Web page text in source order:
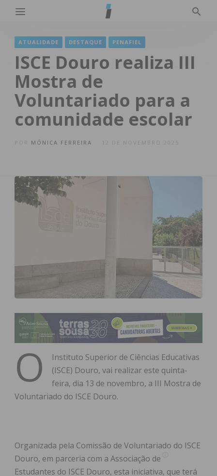
ATUALIDADE DESTAQUE PENAFIEL
ISCE Douro realiza III
Mostra de
Voluntariado para a
comunidade escolar
MÓNICA FERREIRA
O
Instituto Superior de Ciências Educativas
(ISCE) Douro, vai realizar este quinta-
feira, dia 13 de novembro, a III Mostra de
Voluntariado do ISCE Douro.
Organizada pela Comissão de Voluntariado do ISCE
Douro, em parceria com a Associação de
Estudantes do ISCE Douro, esta iniciativa, que terá